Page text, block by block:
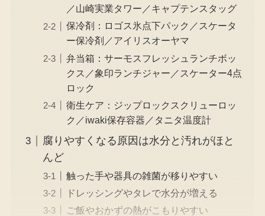
／山崎実業タワー／キャプテンスタッグ
保冷剤：ロゴス氷点下パック／スケータ
ー保冷剤／アイリスオーヤマ
弁当箱：サーモスフレッシュランチボッ
クス／象印ランチジャー／スケーター4点
ロック
衛生ケア：ジップロックスクリューロッ
ク／iwaki保存容器／タニタ温度計
腐りやすくなる原因は水分と汚れがほと
んど
触った手や器具の雑菌が移りやすい
ドレッシングやタレで水分が増える
ご飯やおかずの熱がこもりやすい